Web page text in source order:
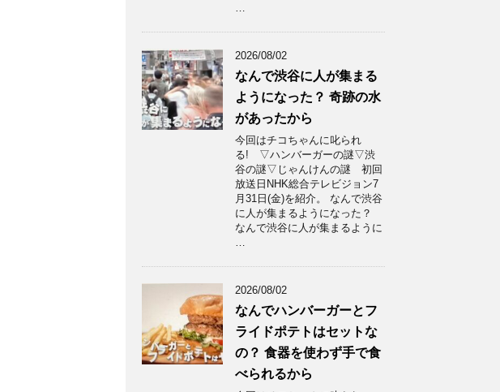
…
2026/08/02
なんで渋谷に人が集まる
ようになった？ 奇跡の水
があったから
今回はチコちゃんに叱られ
る! ▽ハンバーガーの謎▽渋
谷の謎▽じゃんけんの謎 初回
放送日NHK総合テレビジョン7
月31日(金)を紹介。 なんで渋谷
に人が集まるようになった？
なんで渋谷に人が集まるように
…
2026/08/02
なんでハンバーガーとフ
ライドポテトはセットな
の？ 食器を使わず手で食
べられるから